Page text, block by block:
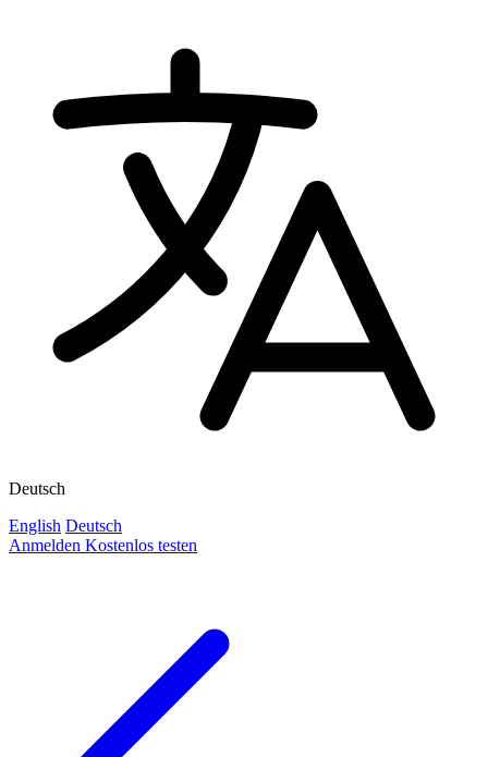
Deutsch
English Deutsch
Anmelden Kostenlos testen